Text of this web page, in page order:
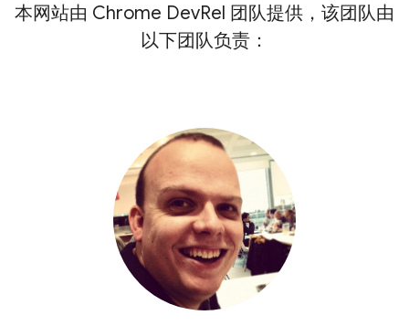
本网站由 Chrome DevRel 团队提供，该团队由
以下团队负责：